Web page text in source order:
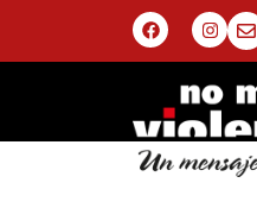
F
a
c
o
k
I
n
s
a
g
a
m